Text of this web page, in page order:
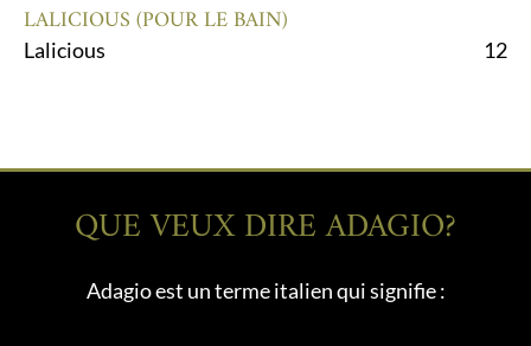
LALICIOUS (POUR LE BAIN)
Lalicious 12
QUE VEUX DIRE ADAGIO?
Adagio est un terme italien qui signifie :